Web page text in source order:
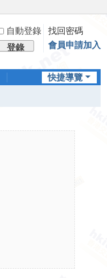
自動登錄
找回密碼
登錄 會員申請加入
快捷導覽